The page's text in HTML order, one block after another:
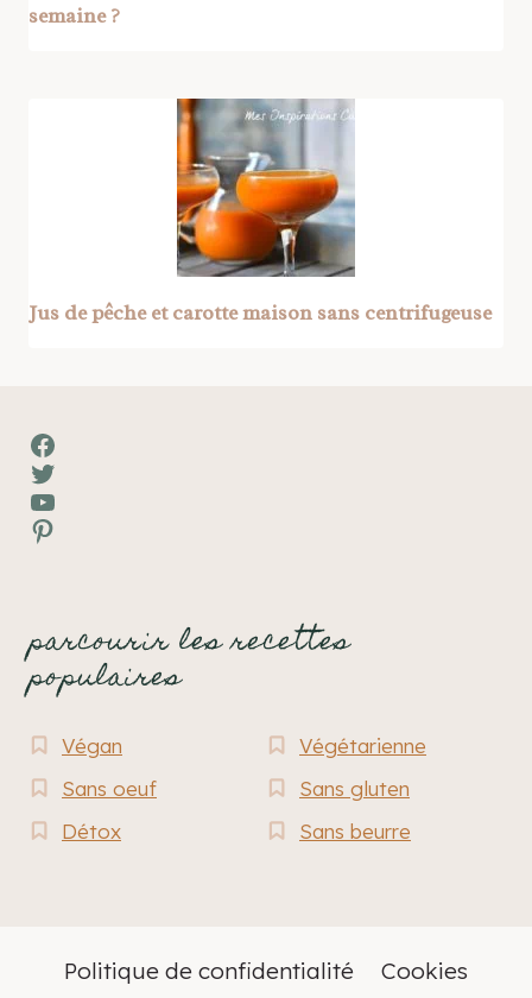
semaine ?
Jus de pêche et carotte maison sans centrifugeuse
Facebook
Twitter
YouTube
Pinterest
parcourir les recettes
populaires
Végan
Végétarienne
Sans oeuf
Sans gluten
Détox
Sans beurre
Politique de confidentialité Cookies